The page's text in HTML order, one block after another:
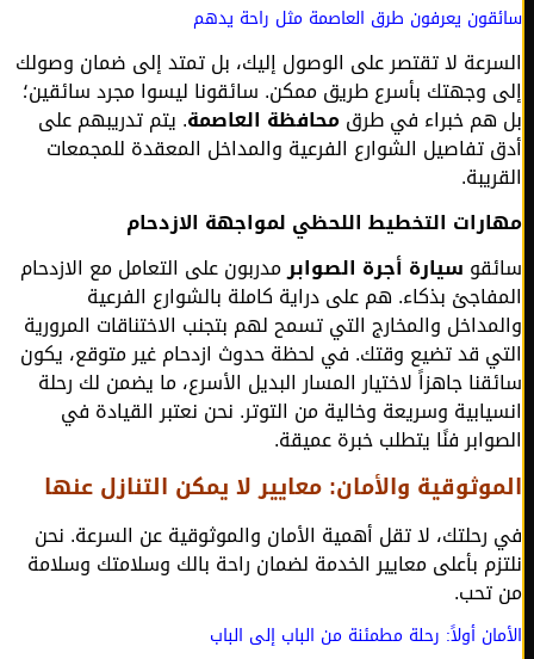
يعرفون طرق العاصمة مثل راحة يدهم
لا تقتصر على الوصول إليك، بل تمتد إلى ضمان وصولك
وجهتك بأسرع طريق ممكن. سائقونا ليسوا مجرد سائقين؛
خبراء في طرقمحافظة العاصمة. يتم تدريبهم على
تفاصيل الشوارع الفرعية والمداخل المعقدة للمجمعات
التخطيط اللحظي لمواجهة الازدحام
سيارة أجرة الصوابرمدربون على التعامل مع الازدحام
بذكاء. هم على دراية كاملة بالشوارع الفرعية
والمخارج التي تسمح لهم بتجنب الاختناقات المرورية
قد تضيع وقتك. في لحظة حدوث ازدحام غير متوقع، يكون
جاهزاً لاختيار المسار البديل الأسرع، ما يضمن لك رحلة
وسريعة وخالية من التوتر. نحن نعتبر القيادة في
فنًا يتطلب خبرة عميقة.
والأمان: معايير لا يمكن التنازل عنها
لا تقل أهمية الأمان والموثوقية عن السرعة. نحن
بأعلى معايير الخدمة لضمان راحة بالك وسلامتك وسلامة
أولاً: رحلة مطمئنة من الباب إلى الباب